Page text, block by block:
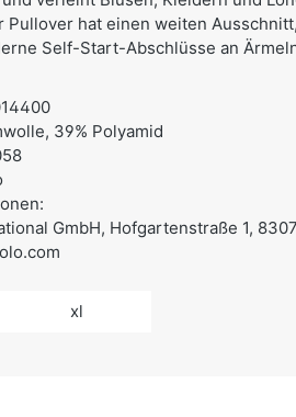
Pullover hat einen weiten
Self-Start-Abschlüsse an
39% Polyamid
GmbH, Hofgartenstraße 1,
xl